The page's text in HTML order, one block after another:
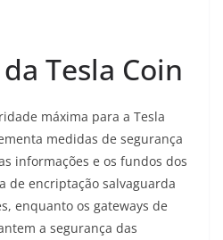
Tesla Coin
máxima para a Tesla
medidas de segurança
informações e os fundos dos
de encriptação salvaguarda
enquanto os gateways de
a segurança das